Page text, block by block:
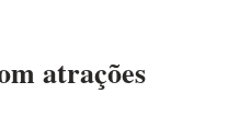
atrações